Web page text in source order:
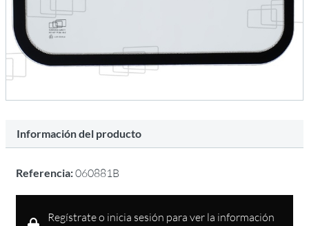
Información del producto
Referencia:060881B
Regístrate o inicia sesión para ver la información